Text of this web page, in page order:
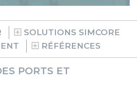
SOLUTIONS SIMCORE
RÉFÉRENCES
PORTS ET